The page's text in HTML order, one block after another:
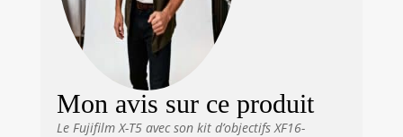
Mon avis sur ce produit
Le Fujifilm X-T5 avec son kit d’objectifs XF16-